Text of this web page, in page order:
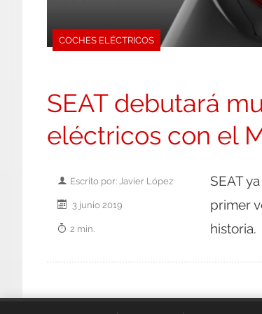
COCHES ELÉCTRICOS
SEAT debutará
eléctricos con el
Escrito por: Javier López
3 junio 2019
2 min.
SEAT
primer
historia.